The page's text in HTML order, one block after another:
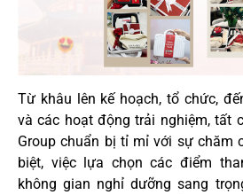
Từ khâu lên kế hoạch, tổ chức,
và các hoạt động trải nghiệm, tất
Group chuẩn bị tỉ mỉ với sự chăm
biệt, việc lựa chọn các điểm
không gian nghỉ dưỡng sang